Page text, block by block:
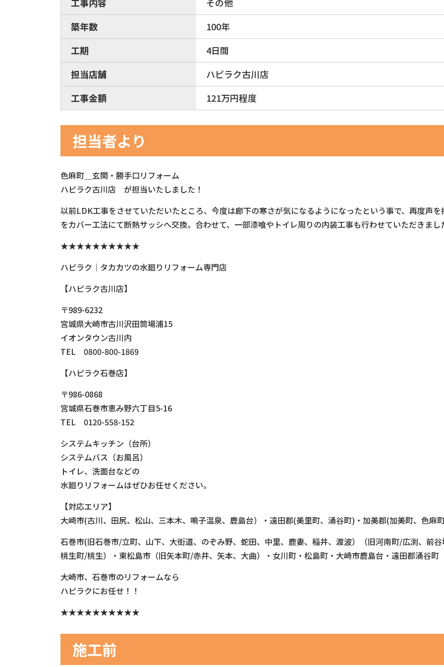
工事内容
その他
築年数
100年
工期
4日間
担当店舗
ハピラク古川店
工事金額
121万円程度
担当者より
色麻町＿玄関・勝手口リフォーム
ハピラク古川店 が担当いたしました！
以前LDK工事をさせていただいたところ、今度は廊下の寒さが気になるようになったという事で、再度声
をカバー工法にて断熱サッシへ交換。合わせて、一部漆喰やトイレ周りの内装工事も行わせていただきまし
★★★★★★★★★★
ハピラク｜タカカツの水廻りリフォーム専門店
【ハピラク古川店】
〒989-6232
宮城県大崎市古川沢田筒場浦15
イオンタウン古川内
TEL 0800-800-1869
【ハピラク石巻店】
〒986-0868
宮城県石巻市恵み野六丁目5-16
TEL 0120-558-152
システムキッチン（台所）
システムバス（お風呂）
トイレ、洗面台などの
水廻りリフォームはぜひお任せください。
【対応エリア】
大崎市(古川、田尻、松山、三本木、鳴子温泉、鹿島台）・遠田郡(美里町、涌谷町)・加美郡(加美町、色麻
石巻市(旧石巻市/立町、山下、大街道、のぞみ野、蛇田、中里、鹿妻、稲井、渡波）（旧河南町/広渕、前
桃生町/桃生）・東松島市（旧矢本町/赤井、矢本、大曲）・女川町・松島町・大崎市鹿島台・遠田郡涌谷町
大崎市、石巻市のリフォームなら
ハピラクにお任せ！！
★★★★★★★★★★
施工前